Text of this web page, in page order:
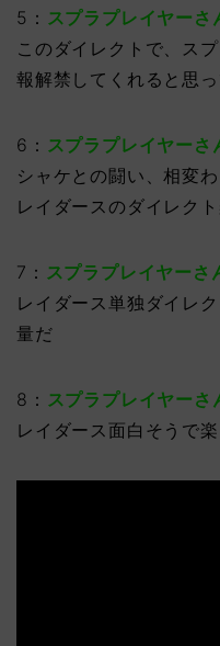
5： スプラプレイヤーさ
このダイレクトで、ス
報解禁してくれると思
6： スプラプレイヤーさ
シャケとの闘い、相変
レイダースのダイレク
7： スプラプレイヤーさ
レイダース単独ダイレ
量だ
8： スプラプレイヤーさ
レイダース面白そうで